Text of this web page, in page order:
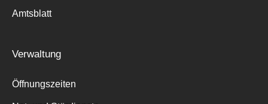
Amtsblatt
Verwaltung
Öffnungszeiten